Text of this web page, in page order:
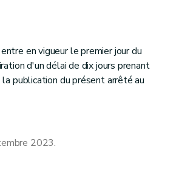
en vigueur le premier jour du
d'un délai de dix jours prenant
publication du présent arrêté au
2023.